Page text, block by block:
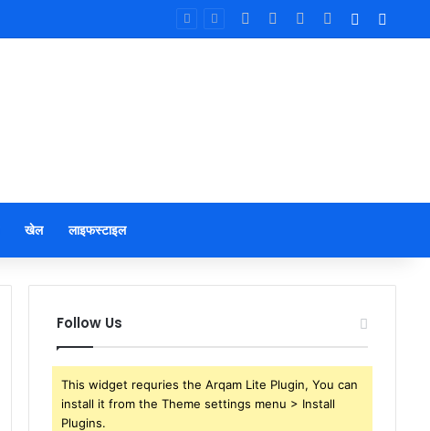
Facebook YouTubeInstagram
Log In
खेल लाइफस्टाइल
Follow Us
This widget requries the Arqam Lite Plugin, You can
install it from the Theme settings menu > Install
Plugins.